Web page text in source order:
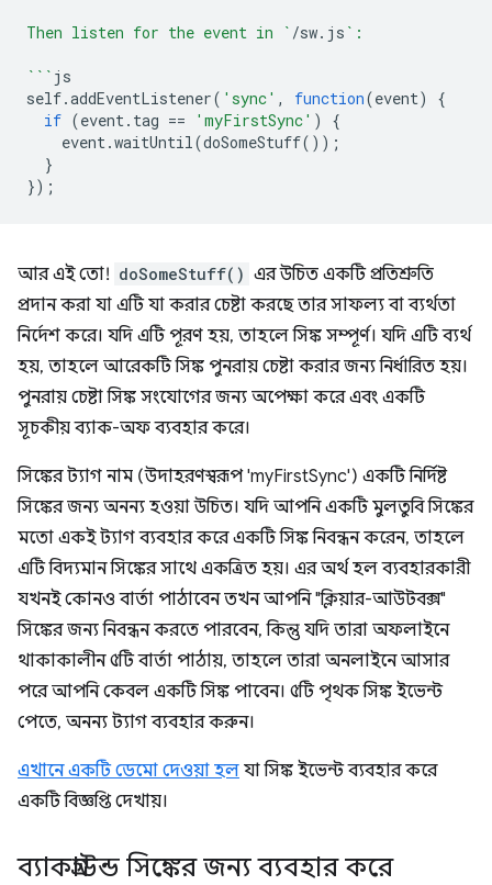
Then listen for the event in ` /sw. js `:
``` js
self.addEventListener( 'sync' , function(event)
{
if (event. tag == 'myFirstSync' )
{
event.waitUntil(doSomeStuff());
}
});
আর এই তো! doSomeStuff() এর উচিত একটি প্রতিশ্রুতি
প্রদান করা যা এটি যা করার চেষ্টা করছে তার সাফল্য বা ব্যর্থতা
নির্দেশ করে। যদি এটি পূরণ হয়, তাহলে সিঙ্ক সম্পূর্ণ। যদি এটি ব্যর্থ
হয়, তাহলে আরেকটি সিঙ্ক পুনরায় চেষ্টা করার জন্য নির্ধারিত হয়।
পুনরায় চেষ্টা সিঙ্ক সংযোগের জন্য অপেক্ষা করে এবং একটি
সূচকীয় ব্যাক-অফ ব্যবহার করে।
সিঙ্কের ট্যাগ নাম (উদাহরণস্বরূপ 'myFirstSync') একটি নির্দিষ্ট
সিঙ্কের জন্য অনন্য হওয়া উচিত। যদি আপনি একটি মুলতুবি সিঙ্কের
মতো একই ট্যাগ ব্যবহার করে একটি সিঙ্ক নিবন্ধন করেন, তাহলে
এটি বিদ্যমান সিঙ্কের সাথে একত্রিত হয়। এর অর্থ হল ব্যবহারকারী
যখনই কোনও বার্তা পাঠাবেন তখন আপনি "ক্লিয়ার-আউটবক্স"
সিঙ্কের জন্য নিবন্ধন করতে পারবেন, কিন্তু যদি তারা অফলাইনে
থাকাকালীন ৫টি বার্তা পাঠায়, তাহলে তারা অনলাইনে আসার
পরে আপনি কেবল একটি সিঙ্ক পাবেন। ৫টি পৃথক সিঙ্ক ইভেন্ট
পেতে, অনন্য ট্যাগ ব্যবহার করুন।
এখানে একটি ডেমো দেওয়া হল যা সিঙ্ক ইভেন্ট ব্যবহার করে
একটি বিজ্ঞপ্তি দেখায়।
ব্যাকগ্রাউন্ড সিঙ্কের জন্য ব্যবহার করে